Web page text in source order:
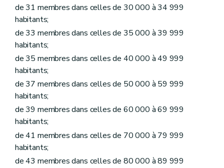
Art. L1231-10
Sous-section première Les cimetières et établissements crématoires communaux ou intercommunaux
Art. L1232-2
Art. L1232-3
Art. L1232-5
Art. L1232-7
Art. L1232-10
Section 2 Funérailles et modes de sépulture
de 31 membres dans celles de 30 000 à 34 999
habitants;
de 33 membres dans celles de 35 000 à 39 999
habitants;
de 35 membres dans celles de 40 000 à 49 999
habitants;
de 37 membres dans celles de 50 000 à 59 999
habitants;
de 39 membres dans celles de 60 000 à 69 999
habitants;
de 41 membres dans celles de 70 000 à 79 999
habitants;
de 43 membres dans celles de 80 000 à 89 999